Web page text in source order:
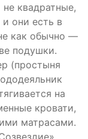
квадратные,
они есть в
как обычно —
подушки.
(простыня
на
кровати,
матрасами.